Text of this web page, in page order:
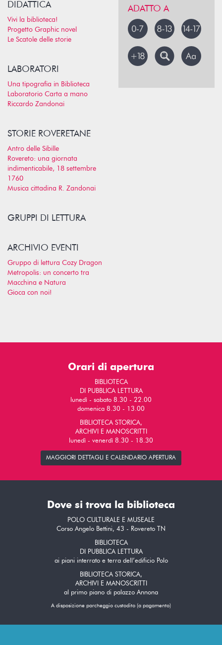
DIDATTICA
Vivi la biblioteca!
Progetto Graphic novel
Le Scatole delle storie
LABORATORI
Una tipografia in Biblioteca
Laboratorio Carta a mano
Riccardo Zandonai
STORIE ROVERETANE
Antro delle Sibille
Rovereto: una giornata
indimenticabile, 18 settembre
1760
Musica cittadina R. Zandonai
GRUPPI DI LETTURA
ARCHIVIO EVENTI
Gruppo di lettura Cozy Dragon
Metropolis: un concerto tra
Macchina e Natura
Gioca con noi!
ADATTO A
Orari di apertura
BIBLIOTECA
DI PUBBLICA LETTURA
lunedì - sabato 8.30 - 22.00
domenica 8.30 - 13.00
BIBLIOTECA STORICA,
ARCHIVI E MANOSCRITTI
lunedì - venerdì 8.30 - 18.30
MAGGIORI DETTAGLI E CALENDARIO APERTURA
Dove si trova la biblioteca
POLO CULTURALE E MUSEALE
Corso Angelo Bettini, 43 - Rovereto TN
BIBLIOTECA
DI PUBBLICA LETTURA
ai piani interrato e terra dell’edificio Polo
BIBLIOTECA STORICA,
ARCHIVI E MANOSCRITTI
al primo piano di palazzo Annona
A disposizione parcheggio custodito (a pagamento)